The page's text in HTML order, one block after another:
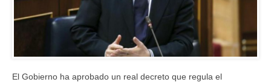
El Gobierno ha aprobado un real decreto que regula el